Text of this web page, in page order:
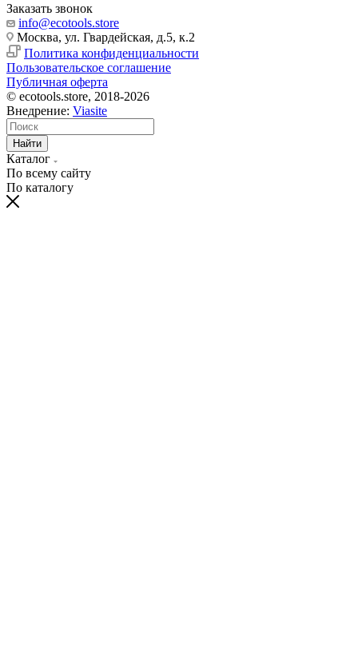
Заказать звонок
info@ecotools.store
Москва, ул. Гвардейская, д.5, к.2
Политика конфиденциальности
Пользовательское соглашение
Публичная оферта
© ecotools.store, 2018-2026
Внедрение: Viasite
Найти
Каталог
По всему сайту
По каталогу